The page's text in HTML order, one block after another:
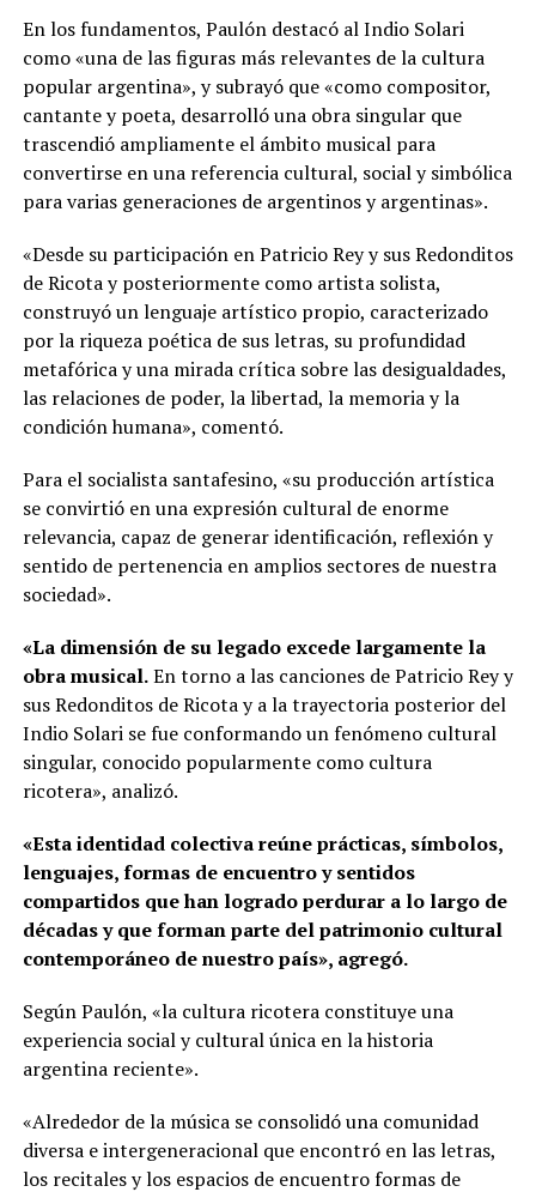
En los fundamentos, Paulón destacó al Indio Solari
como «una de las figuras más relevantes de la cultura
popular argentina», y subrayó que «como compositor,
cantante y poeta, desarrolló una obra singular que
trascendió ampliamente el ámbito musical para
convertirse en una referencia cultural, social y simbólica
para varias generaciones de argentinos y argentinas».
«Desde su participación en Patricio Rey y sus Redonditos
de Ricota y posteriormente como artista solista,
construyó un lenguaje artístico propio, caracterizado
por la riqueza poética de sus letras, su profundidad
metafórica y una mirada crítica sobre las desigualdades,
las relaciones de poder, la libertad, la memoria y la
condición humana», comentó.
Para el socialista santafesino, «su producción artística
se convirtió en una expresión cultural de enorme
relevancia, capaz de generar identificación, reflexión y
sentido de pertenencia en amplios sectores de nuestra
sociedad».
«La dimensión de su legado excede largamente la
obra musical.En torno a las canciones de Patricio Rey y
sus Redonditos de Ricota y a la trayectoria posterior del
Indio Solari se fue conformando un fenómeno cultural
singular, conocido popularmente como cultura
ricotera», analizó.
«Esta identidad colectiva reúne prácticas, símbolos,
lenguajes, formas de encuentro y sentidos
compartidos que han logrado perdurar a lo largo de
décadas y que forman parte del patrimonio cultural
contemporáneo de nuestro país», agregó.
Según Paulón, «la cultura ricotera constituye una
experiencia social y cultural única en la historia
argentina reciente».
«Alrededor de la música se consolidó una comunidad
diversa e intergeneracional que encontró en las letras,
los recitales y los espacios de encuentro formas de